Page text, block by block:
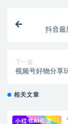
抖音最
下一篇
视频号好物分享
相关文章